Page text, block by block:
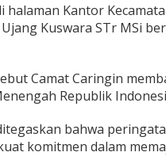
halaman Kantor
Kuswara STr MSi
Camat Caringin
Republik
bahwa
komitmen dalam